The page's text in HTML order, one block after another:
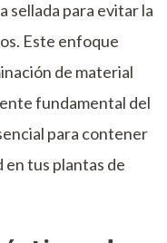
sellada para evitar la
Este enfoque
de material
fundamental del
para contener
en tus plantas de